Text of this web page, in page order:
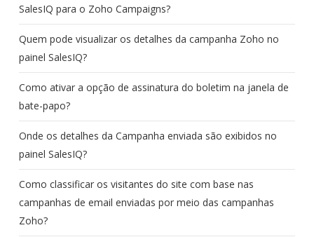
SalesIQ para o Zoho Campaigns?
Quem pode visualizar os detalhes da campanha Zoho no
painel SalesIQ?
Como ativar a opção de assinatura do boletim na janela de
bate-papo?
Onde os detalhes da Campanha enviada são exibidos no
painel SalesIQ?
Como classificar os visitantes do site com base nas
campanhas de email enviadas por meio das campanhas
Zoho?